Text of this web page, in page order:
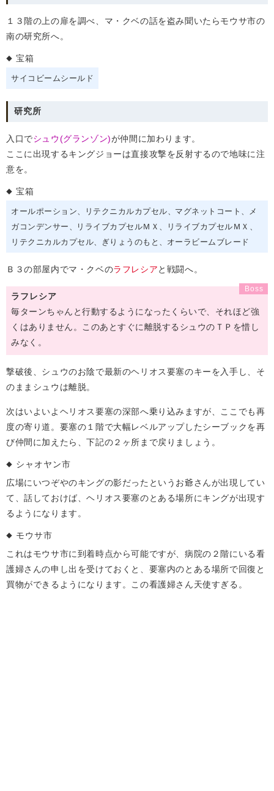
１３階の上の扉を調べ、マ・クベの話を盗み聞いたらモウサ市の
南の研究所へ。
宝箱
サイコビームシールド
研究所
入口でシュウ(グランゾン)が仲間に加わります。
ここに出現するキングジョーは直接攻撃を反射するので地味に注
意を。
宝箱
オールポーション リテクニカルカプセル マグネットコート
メ
ガコンデンサー
リライブカプセルＭＸ
リライブカプセルＭＸ
リテクニカルカプセル
ぎりょうのもと オーラビームブレード
Ｂ３の部屋内でマ・クベのラフレシアと戦闘へ。
ラフレシア
毎ターンちゃんと行動するようになったくらいで、それほど強
くはありません。このあとすぐに離脱するシュウのＴＰを惜し
みなく。
撃破後、シュウのお陰で最新のヘリオス要塞のキーを入手し、そ
のままシュウは離脱。
次はいよいよヘリオス要塞の深部へ乗り込みますが、ここでも再
度の寄り道。要塞の１階で大幅レベルアップしたシーブックを再
び仲間に加えたら、下記の２ヶ所まで戻りましょう。
シャオヤン市
広場にいつぞやのキングの影だったというお爺さんが出現してい
て、話しておけば、ヘリオス要塞のとある場所にキングが出現す
るようになります。
モウサ市
これはモウサ市に到着時点から可能ですが、病院の２階にいる看
護婦さんの申し出を受けておくと、要塞内のとある場所で回復と
買物ができるようになります。この看護婦さん天使すぎる。